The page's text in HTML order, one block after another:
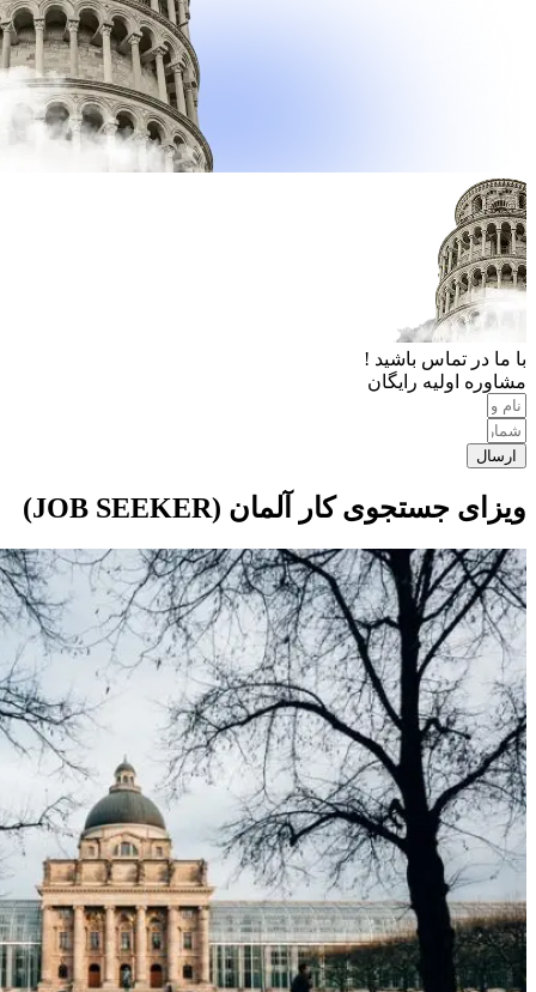
با ما در تماس باشید !
مشاوره اولیه رایگان
ارسال
ویزای جستجوی کار آلمان (JOB SEEKER)